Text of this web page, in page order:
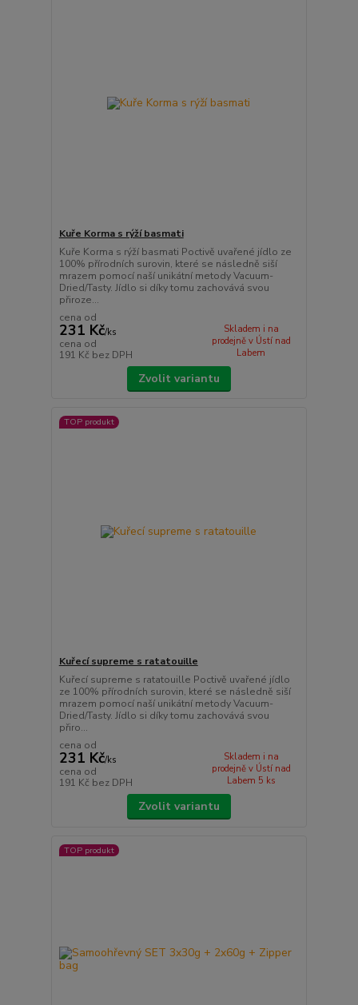
Kuře Korma s rýží basmati
Kuře Korma s rýží basmati Poctivě uvařené jídlo ze
100% přírodních surovin, které se následně siší
mrazem pomocí naší unikátní metody Vacuum-
Dried/Tasty. Jídlo si díky tomu zachovává svou
přiroze...
cena od
231 Kč/ks
cena od
191 Kč bez DPH
Skladem i na
prodejně v Ústí nad
Labem
Zvolit variantu
TOP produkt
Kuřecí supreme s ratatouille
Kuřecí supreme s ratatouille Poctivě uvařené jídlo
ze 100% přírodních surovin, které se následně siší
mrazem pomocí naší unikátní metody Vacuum-
Dried/Tasty. Jídlo si díky tomu zachovává svou
přiro...
cena od
231 Kč/ks
cena od
191 Kč bez DPH
Skladem i na
prodejně v Ústí nad
Labem 5 ks
Zvolit variantu
TOP produkt